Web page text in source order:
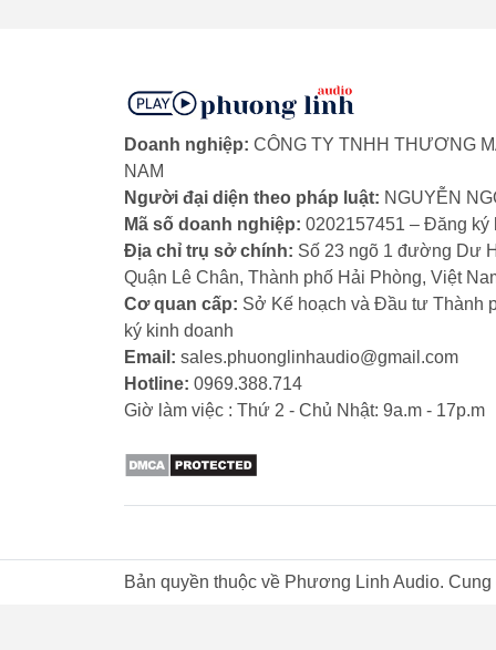
Chất
và
Tiện
hiện
cuộc
về
và
hợp
Doanh nghiệp: CÔNG TY TNHH THƯƠNG
NAM
Người đại diện theo pháp luật: NGUYỄN
Mã số doanh nghiệp: 0202157451 – Đăng ký
Địa chỉ trụ sở chính: Số 23 ngõ 1 đường Dư
Quận Lê Chân, Thành phố Hải Phòng, Việt
Cơ quan cấp: Sở Kế hoạch và Đầu tư Thành
ký kinh doanh
Email: sales.phuonglinhaudio@gmail.com
Hotline: 0969.388.714
Giờ làm việc : Thứ 2 - Chủ Nhật: 9a.m - 17p.m
Bản quyền thuộc về Phương Linh Audio.